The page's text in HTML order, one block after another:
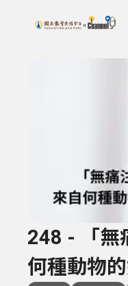
上方功能區塊
搜尋關鍵字：可輸入
248 - 「無
何種動物